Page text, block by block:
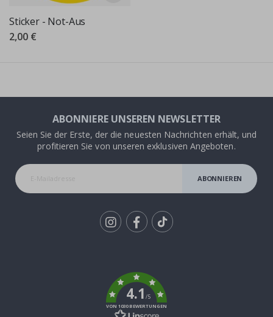
Sticker - Not-Aus
2,00 €
ABONNIERE UNSEREN NEWSLETTER
Seien Sie der Erste, der die neuesten Nachrichten erhält, und
profitieren Sie von unseren exklusiven Angeboten.
ABONNIEREN
4.1/5
VON 1030 BEWERTUNGEN